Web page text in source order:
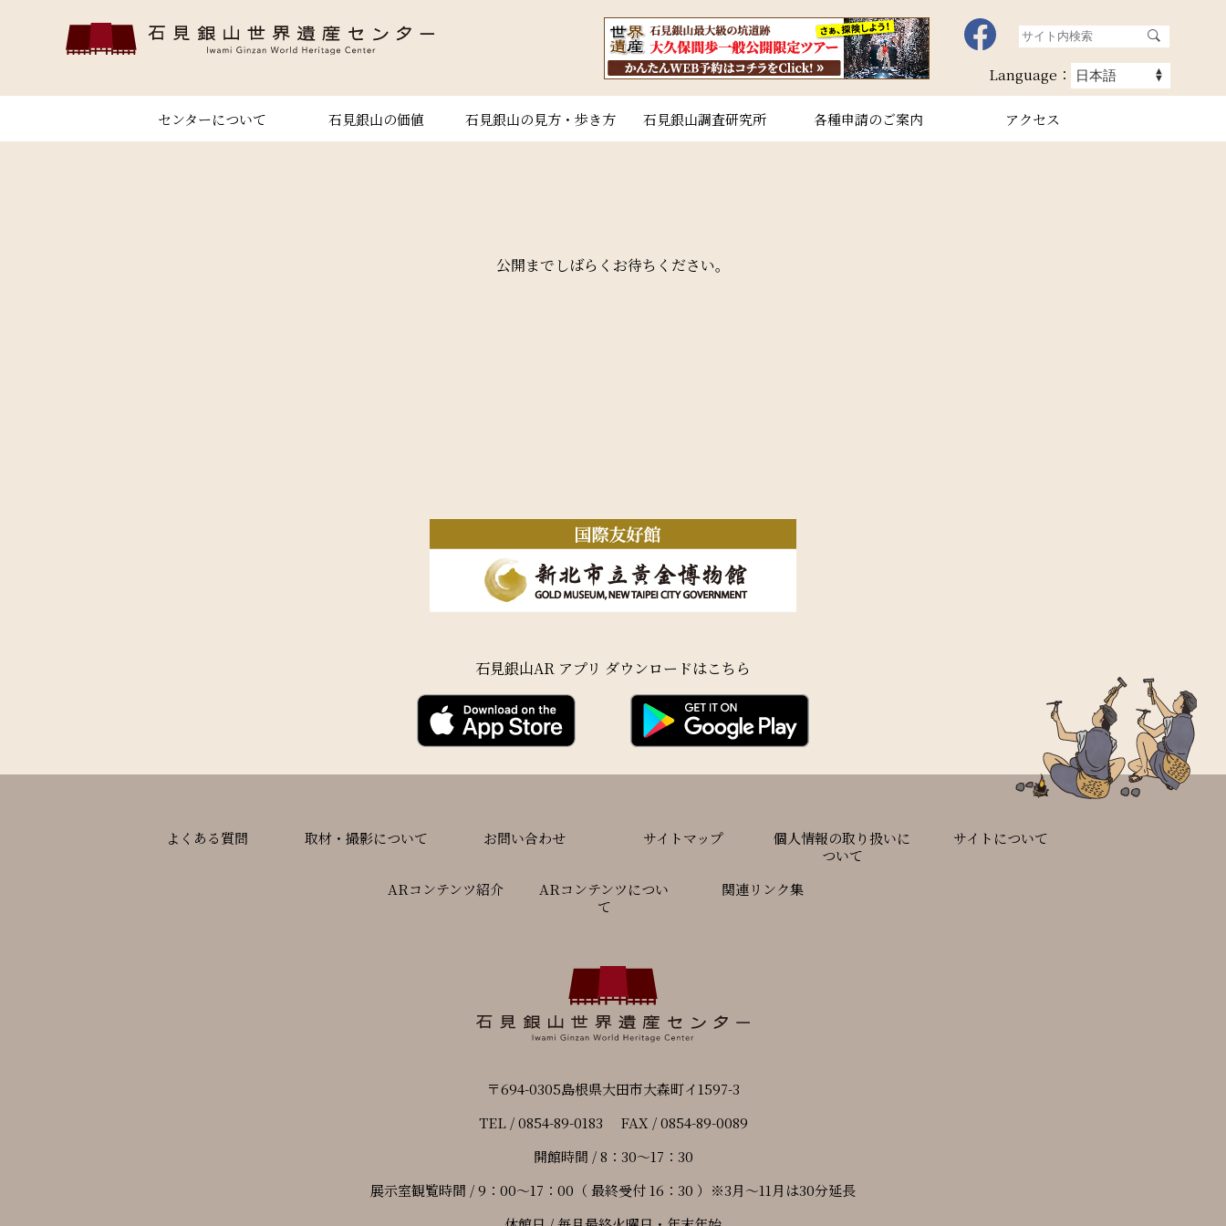
Language：
センターについて 石見銀山の価値 石見銀山の見方・歩き方 石見銀山調査研究所 各種申請のご案内 アクセス
公開までしばらくお待ちください。
石見銀山AR アプリ ダウンロードはこちら
よくある質問 取材・撮影について お問い合わせ サイトマップ
個人情報の取り扱いに
ついて
サイトについて
ARコンテンツ紹介
ARコンテンツについ
て
関連リンク集
〒694-0305島根県大田市大森町イ1597-3
TEL / 0854-89-0183 FAX / 0854-89-0089
開館時間 / 8：30～17：30
展示室観覧時間 / 9：00～17：00（ 最終受付 16：30 ）※3月～11月は30分延長